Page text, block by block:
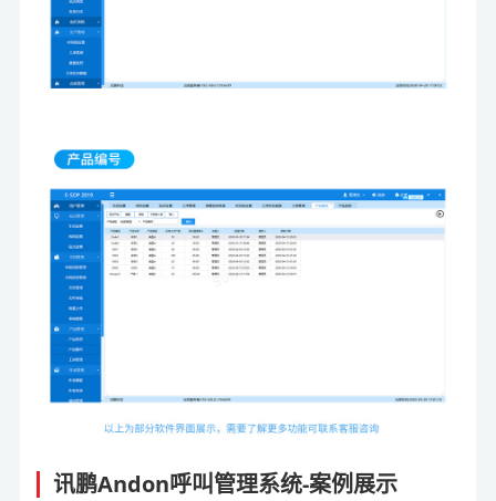
讯鹏Andon呼叫管理系统-案例展示